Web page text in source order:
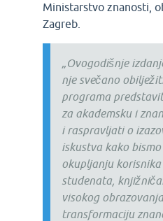
Ministarstvo znanosti,
Zagreb.
„Ovogodišnje
nje svečano
programa
za akademsku i
i raspravljati o
iskustva kako
okupljanju
studenata,
visokog
transformaciju